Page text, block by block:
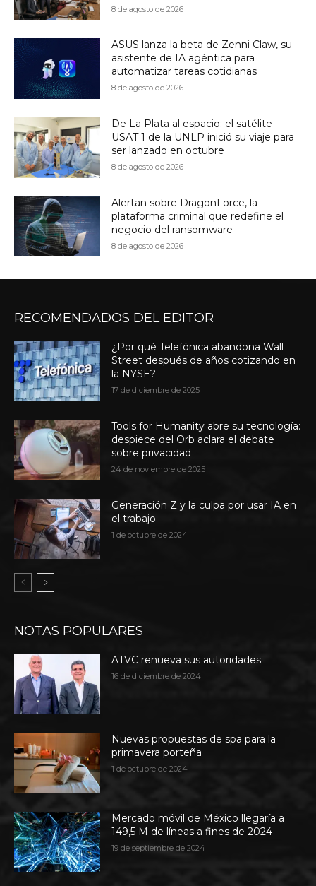
8 de agosto de 2026
ASUS lanza la beta de Zenni Claw, su
asistente de IA agéntica para
automatizar tareas cotidianas
8 de agosto de 2026
De La Plata al espacio: el satélite
USAT 1 de la UNLP inició su viaje para
ser lanzado en octubre
8 de agosto de 2026
Alertan sobre DragonForce, la
plataforma criminal que redefine el
negocio del ransomware
8 de agosto de 2026
RECOMENDADOS DEL EDITOR
¿Por qué Telefónica abandona Wall
Street después de años cotizando en
la NYSE?
17 de diciembre de 2025
Tools for Humanity abre su tecnología:
despiece del Orb aclara el debate
sobre privacidad
24 de noviembre de 2025
Generación Z y la culpa por usar IA en
el trabajo
1 de octubre de 2024
NOTAS POPULARES
ATVC renueva sus autoridades
16 de diciembre de 2024
Nuevas propuestas de spa para la
primavera porteña
1 de octubre de 2024
Mercado móvil de México llegaría a
149,5 M de líneas a fines de 2024
19 de septiembre de 2024